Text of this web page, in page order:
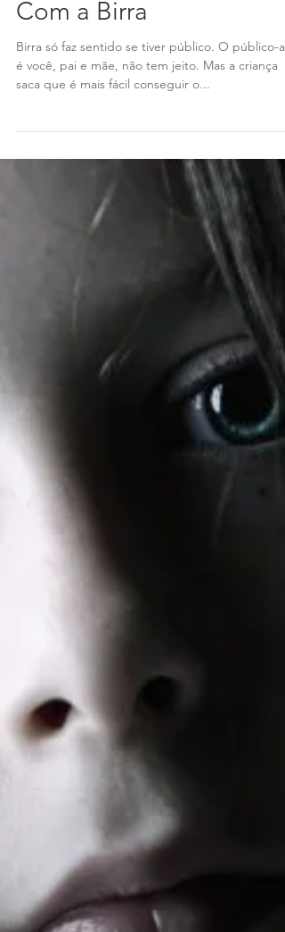
5 Estratégias Para Lidar
é você, pai e mãe, não tem jeito. Mas a criança
saca que é mais fácil conseguir o...